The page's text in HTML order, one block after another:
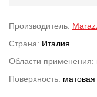
Производитель:
Страна: Италия
Области применения:
Поверхность: матовая